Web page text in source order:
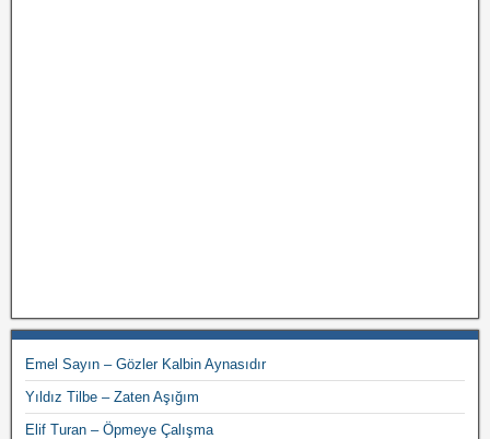
Emel Sayın – Gözler Kalbin Aynasıdır
Yıldız Tilbe – Zaten Aşığım
Elif Turan – Öpmeye Çalışma